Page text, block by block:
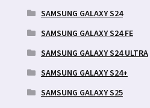
SAMSUNG GALAXY S24
SAMSUNG GALAXY S24 FE
SAMSUNG GALAXY S24 ULTRA
SAMSUNG GALAXY S24+
SAMSUNG GALAXY S25